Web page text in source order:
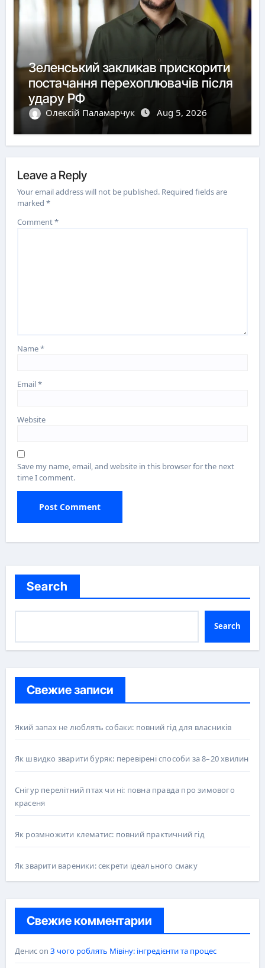
Зеленський закликав прискорити
постачання перехоплювачів після
удару РФ
Олексій Паламарчук Aug 5, 2026
Leave a Reply
Your email address will not be published. Required fields are
marked*
Comment*
Name*
Email*
Website
Save my name, email, and website in this browser for the next
time I comment.
Search
Search
Свежие записи
Який запах не люблять собаки: повний гід для власників
Як швидко зварити буряк: перевірені способи за 8–20 хвилин
Снігур перелітний птах чи ні: повна правда про зимового
красеня
Як розмножити клематис: повний практичний гід
Як зварити вареники: секрети ідеального смаку
Свежие комментарии
Денисon З чого роблять Мівіну: інгредієнти та процес